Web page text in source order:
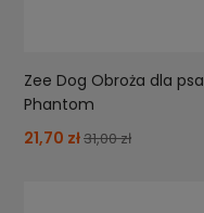
Zee Dog Obroża dla psa
Phantom
21,70 zł31,00 zł